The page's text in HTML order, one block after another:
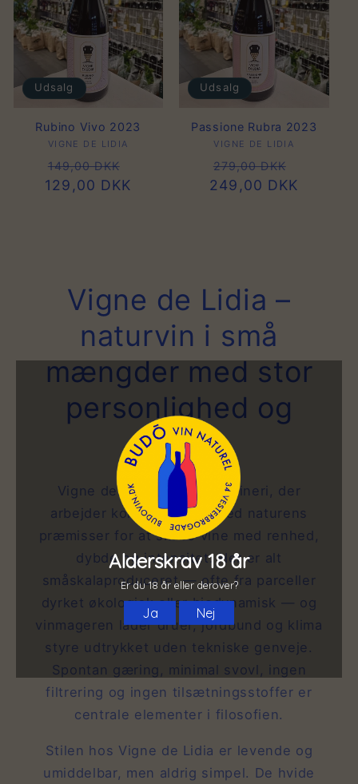
Udsalg
Rubino Vivo 2023
Forhandler:
VIGNE DE LIDIA
Normalpris
149,00 DKK
Udsalgspris
129,00 DKK
Udsalg
Passione Rubra 2023
Forhandler:
VIGNE DE LIDIA
Normalpris
279,00 DKK
249,00 DKK
Vigne de Lidia –
naturvin i små
mængder med stor
personlighed og
terroir
Vigne de Lidia er et mikrovineri, der
arbejder kompromisløst med naturens
præmisser for at skabe vine med renhed,
dybde og intensitet. Her er alt
småskalaproduceret — ofte fra parceller
dyrket økologisk eller biodynamisk — og
vinmageren lader druer, jordbund og klima
styre udtrykket uden tekniske genveje.
Spontan gæring, minimal svovl, ingen
filtrering og ingen tilsætningsstoffer er
centrale elementer i filosofien.
Stilen hos Vigne de Lidia er levende og
umiddelbar, men aldrig simpel. De hvide